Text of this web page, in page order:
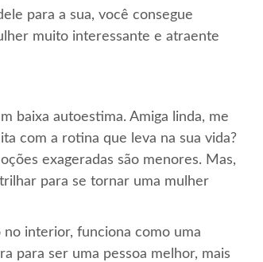
para a sua, você consegue
muito interessante e atraente
baixa autoestima. Amiga linda, me
com a rotina que leva na sua vida?
exageradas são menores. Mas,
para se tornar uma mulher
no interior, funciona como uma
para ser uma pessoa melhor, mais